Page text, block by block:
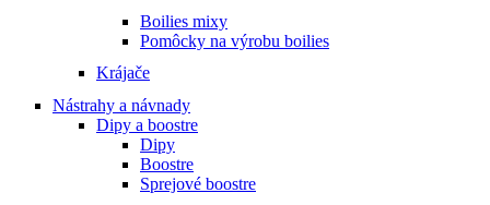
Boilies mixy
Pomôcky na výrobu boilies
Krájače
Nástrahy a návnady
Dipy a boostre
Dipy
Boostre
Sprejové boostre